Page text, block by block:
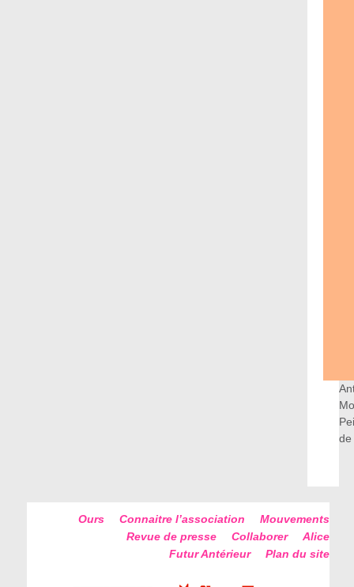
de
Ours Connaitre l’association
Mouvements
Revue de presse
Collaborer
Alice
Futur Antérieur
Plan du site